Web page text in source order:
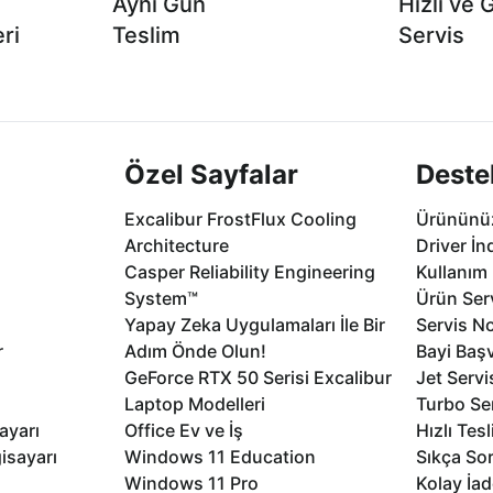
Teslim
Servis
Özel Sayfalar
Excalibur FrostFlux Cooling
Architecture
Casper Reliability Engineering
System™
Yapay Zeka Uygulamaları İle Bir
Adım Önde Olun!
GeForce RTX 50 Serisi Excalibur
Laptop Modelleri
Office Ev ve İş
Windows 11 Education
Windows 11 Pro
Driver
Kullanım
Ürün
Servis
Bayi
Jet
Turbo
Hızlı
Sıkça
Kolay